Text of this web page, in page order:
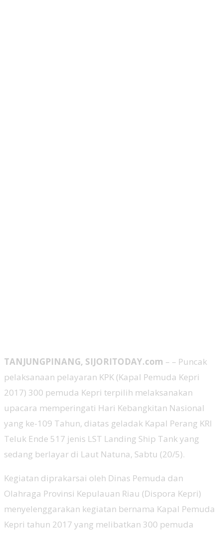
TANJUNGPINANG, SIJORITODAY.com – – Puncak
pelaksanaan pelayaran KPK (Kapal Pemuda Kepri
2017) 300 pemuda Kepri terpilih melaksanakan
upacara memperingati Hari Kebangkitan Nasional
yang ke-109 Tahun, diatas geladak Kapal Perang KRI
Teluk Ende 517 jenis LST Landing Ship Tank yang
sedang berlayar di Laut Natuna, Sabtu (20/5).
Kegiatan diprakarsai oleh Dinas Pemuda dan
Olahraga Provinsi Kepulauan Riau (Dispora Kepri)
menyelenggarakan kegiatan bernama Kapal Pemuda
Kepri tahun 2017 yang melibatkan 300 pemuda